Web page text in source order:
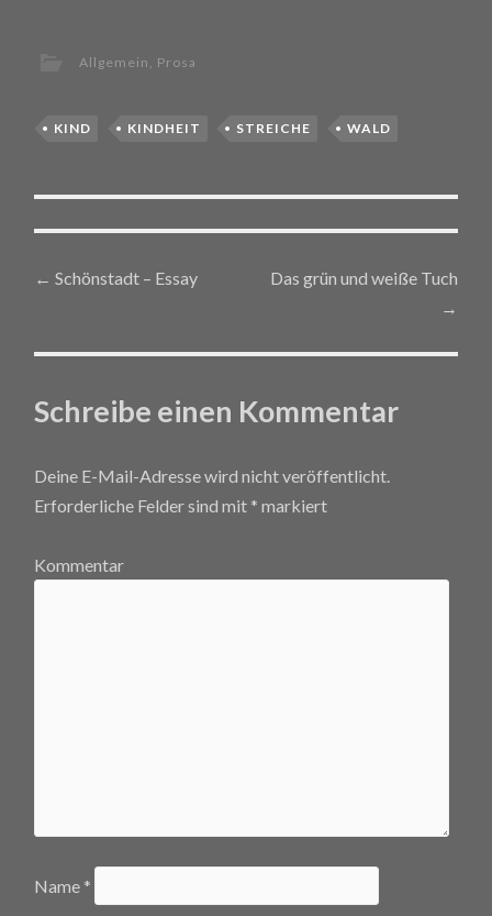
Allgemein , Prosa
KIND KINDHEIT STREICHE WALD
Post navigation
← Schönstadt – Essay
Das grün und weiße Tuch
→
Schreibe einen Kommentar
Deine E-Mail-Adresse wird nicht veröffentlicht.
Erforderliche Felder sind mit * markiert
Kommentar
Name *